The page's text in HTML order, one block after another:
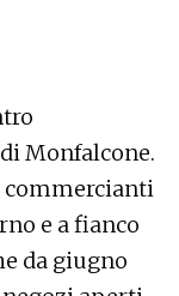
Monfalcone.
commercianti
e a fianco
da giugno